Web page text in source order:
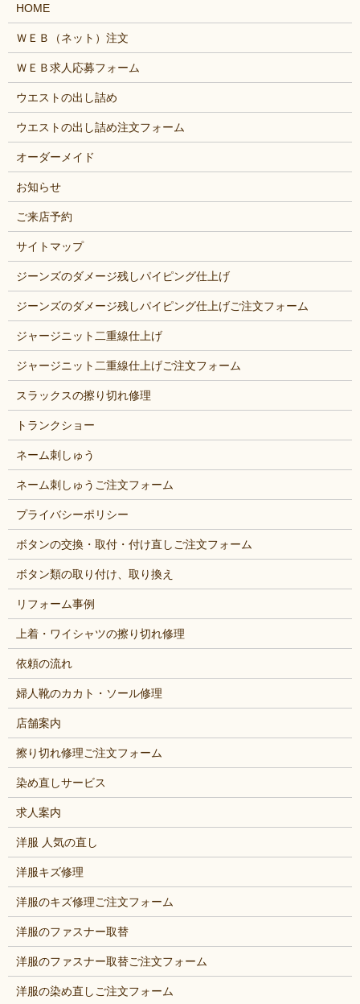
HOME
ＷＥＢ（ネット）注文
ＷＥＢ求人応募フォーム
ウエストの出し詰め
ウエストの出し詰め注文フォーム
オーダーメイド
お知らせ
ご来店予約
サイトマップ
ジーンズのダメージ残しパイピング仕上げ
ジーンズのダメージ残しパイピング仕上げご注文フォーム
ジャージニット二重線仕上げ
ジャージニット二重線仕上げご注文フォーム
スラックスの擦り切れ修理
トランクショー
ネーム刺しゅう
ネーム刺しゅうご注文フォーム
プライバシーポリシー
ボタンの交換・取付・付け直しご注文フォーム
ボタン類の取り付け、取り換え
リフォーム事例
上着・ワイシャツの擦り切れ修理
依頼の流れ
婦人靴のカカト・ソール修理
店舗案内
擦り切れ修理ご注文フォーム
染め直しサービス
求人案内
洋服 人気の直し
洋服キズ修理
洋服のキズ修理ご注文フォーム
洋服のファスナー取替
洋服のファスナー取替ご注文フォーム
洋服の染め直しご注文フォーム